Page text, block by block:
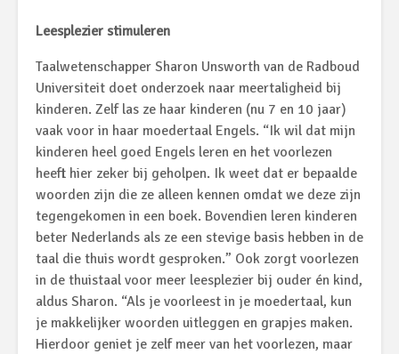
Leesplezier stimuleren
Taalwetenschapper Sharon Unsworth van de Radboud
Universiteit doet onderzoek naar meertaligheid bij
kinderen. Zelf las ze haar kinderen (nu 7 en 10 jaar)
vaak voor in haar moedertaal Engels. “Ik wil dat mijn
kinderen heel goed Engels leren en het voorlezen
heeft hier zeker bij geholpen. Ik weet dat er bepaalde
woorden zijn die ze alleen kennen omdat we deze zijn
tegengekomen in een boek. Bovendien leren kinderen
beter Nederlands als ze een stevige basis hebben in de
taal die thuis wordt gesproken.” Ook zorgt voorlezen
in de thuistaal voor meer leesplezier bij ouder én kind,
aldus Sharon. “Als je voorleest in je moedertaal, kun
je makkelijker woorden uitleggen en grapjes maken.
Hierdoor geniet je zelf meer van het voorlezen, maar